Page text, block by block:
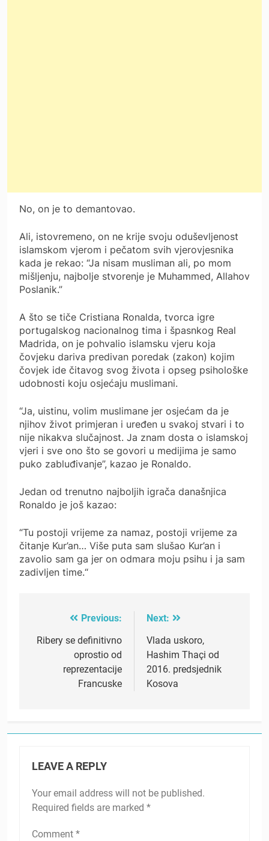
No, on je to demantovao.
Ali, istovremeno, on ne krije svoju oduševljenost
islamskom vjerom i pečatom svih vjerovjesnika
kada je rekao: “Ja nisam musliman ali, po mom
mišljenju, najbolje stvorenje je Muhammed, Allahov
Poslanik.”
A što se tiče Cristiana Ronalda, tvorca igre
portugalskog nacionalnog tima i špasnkog Real
Madrida, on je pohvalio islamsku vjeru koja
čovjeku dariva predivan poredak (zakon) kojim
čovjek ide čitavog svog života i opseg psihološke
udobnosti koju osjećaju muslimani.
“Ja, uistinu, volim muslimane jer osjećam da je
njihov život primjeran i uređen u svakoj stvari i to
nije nikakva slučajnost. Ja znam dosta o islamskoj
vjeri i sve ono što se govori u medijima je samo
puko zabluđivanje”, kazao je Ronaldo.
Jedan od trenutno najboljih igrača današnjica
Ronaldo je još kazao:
“Tu postoji vrijeme za namaz, postoji vrijeme za
čitanje Kur’an… Više puta sam slušao Kur’an i
zavolio sam ga jer on odmara moju psihu i ja sam
zadivljen time.“
navigation
Previous:
Ribery se definitivno
oprostio od
reprezentacije
Francuske
Next:
Vlada uskoro,
Hashim Thaçi od
2016. predsjednik
Kosova
LEAVE A REPLY
Your email address will not be published.
Required fields are marked *
Comment *